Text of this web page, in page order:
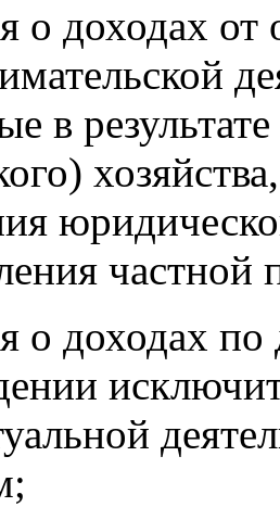
о доходах от
в
частной
о доходах по